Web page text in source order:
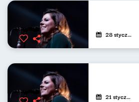
28 stycznia 2022
21 stycznia 2022